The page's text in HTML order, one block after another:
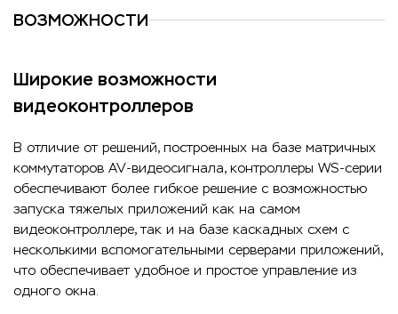
ВОЗМОЖНОСТИ
Широкие возможности
видеоконтроллеров
В отличие от решений, построенных на базе матричных
коммутаторов AV-видеосигнала, контроллеры WS-серии
обеспечивают более гибкое решение с возможностью
запуска тяжелых приложений как на самом
видеоконтроллере, так и на базе каскадных схем с
несколькими вспомогательными серверами приложений,
что обеспечивает удобное и простое управление из
одного окна.